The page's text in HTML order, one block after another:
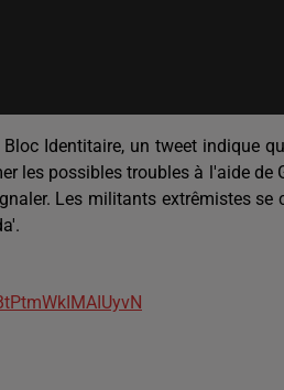
Identitaire, un tweet indique
les possibles troubles à l'aide de
Les militants extrêmistes